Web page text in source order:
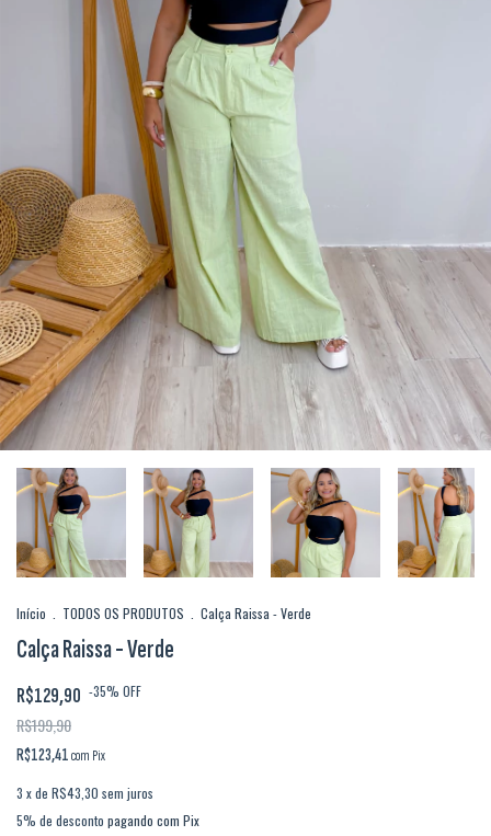
Início TODOS OS PRODUTOS Calça Raissa - Verde
Calça Raissa - Verde
R$129,90 -35% OFF
R$199,90
R$123,41com Pix
3 x de R$43,30 sem juros
5% de desconto pagando com Pix